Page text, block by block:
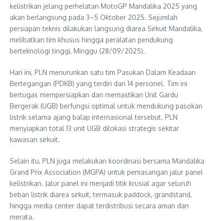
kelistrikan jelang perhelatan MotoGP Mandalika 2025 yang
akan berlangsung pada 3–5 Oktober 2025. Sejumlah
persiapan teknis dilakukan langsung diarea Sirkuit Mandalika,
melibatkan tim khusus hingga peralatan pendukung
berteknologi tinggi, Minggu (28/09/2025).
Hari ini, PLN menurunkan satu tim Pasukan Dalam Keadaan
Bertegangan (PDKB) yang terdiri dari 14 personel. Tim ini
bertugas mempersiapkan dan memastikan Unit Gardu
Bergerak (UGB) berfungsi optimal untuk mendukung pasokan
listrik selama ajang balap internasional tersebut. PLN
menyiapkan total 13 unit UGB dilokasi strategis sekitar
kawasan sirkuit.
Selain itu, PLN juga melakukan koordinasi bersama Mandalika
Grand Prix Association (MGPA) untuk pemasangan jalur panel
kelistrikan. Jalur panel ini menjadi titik krusial agar seluruh
beban listrik diarea sirkuit, termasuk paddock, grandstand,
hingga media center dapat terdistribusi secara aman dan
merata.